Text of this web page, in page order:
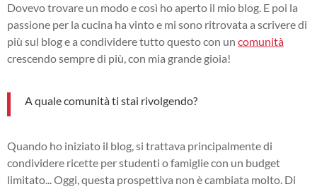
Dovevo trovare un modo e così ho aperto il mio blog. E poi la
passione per la cucina ha vinto e mi sono ritrovata a scrivere di
più sul blog e a condividere tutto questo con un comunità
crescendo sempre di più, con mia grande gioia!
A quale comunità ti stai rivolgendo?
Quando ho iniziato il blog, si trattava principalmente di
condividere ricette per studenti o famiglie con un budget
limitato... Oggi, questa prospettiva non è cambiata molto. Di